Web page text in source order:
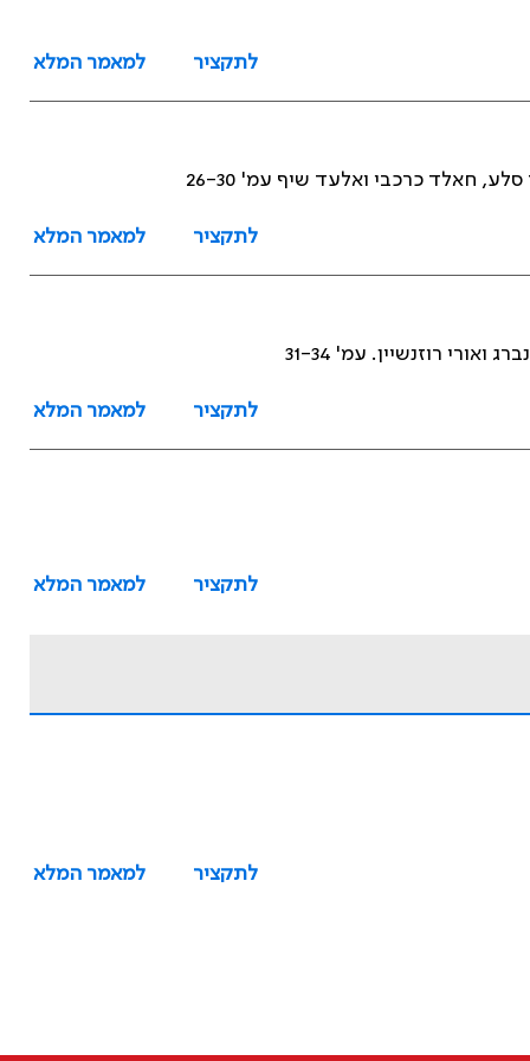
לתקציר למאמר המלא
חאלד כרכבי ואלעד שיף עמ' 26-30
לתקציר למאמר המלא
רוזנשיין. עמ' 31-34
לתקציר למאמר המלא
לתקציר למאמר המלא
לתקציר למאמר המלא